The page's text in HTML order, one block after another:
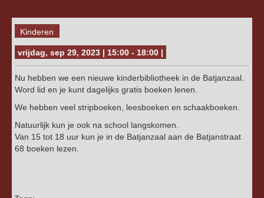
Kinderen
vrijdag, sep 29, 2023 | 15:00 - 18:00 |
Nu hebben we een nieuwe kinderbibliotheek in de Batjanzaal.
Word lid en je kunt dagelijks gratis boeken lenen.
We hebben veel stripboeken, leesboeken en schaakboeken.
Natuurlijk kun je ook na school langskomen.
Van 15 tot 18 uur kun je in de Batjanzaal aan de Batjanstraat
68 boeken lezen.